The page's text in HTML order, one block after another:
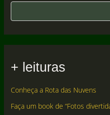
+ leituras
Conheça a Rota das Nuvens
Faça um book de “Fotos